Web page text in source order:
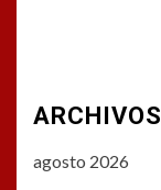
ARCHIVOS
agosto 2026